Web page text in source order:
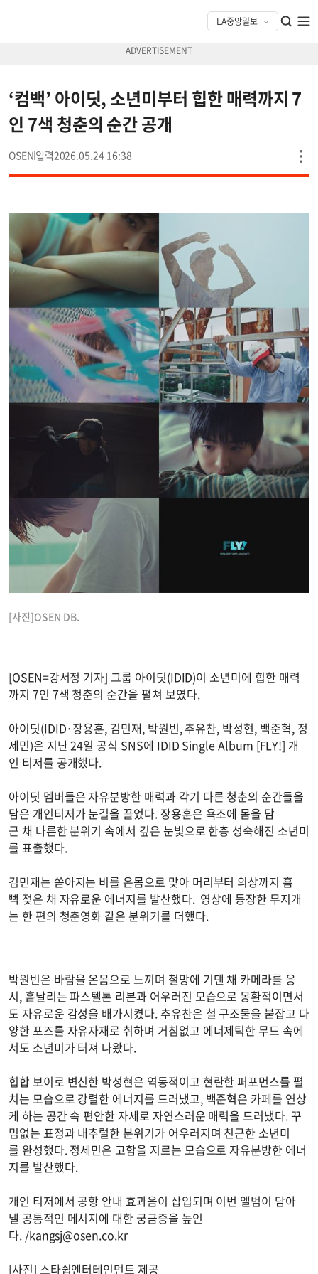
‘컴백’ 아이딧, 소년미부터 힙한 매력까지 7
인 7색 청춘의 순간 공개
OSEN 2026.05.24 16:38
[사진]OSEN DB.
[OSEN=강서정 기자] 그룹 아이딧(IDID)이 소년미에 힙한 매력
까지 7인 7색 청춘의 순간을 펼쳐 보였다.
아이딧(IDID·장용훈, 김민재, 박원빈, 추유찬, 박성현, 백준혁, 정
세민)은 지난 24일 공식 SNS에 IDID Single Album [FLY!] 개
인 티저를 공개했다.
아이딧 멤버들은 자유분방한 매력과 각기 다른 청춘의 순간들을
담은 개인티저가 눈길을 끌었다. 장용훈은 욕조에 몸을 담
근 채 나른한 분위기 속에서 깊은 눈빛으로 한층 성숙해진 소년미
를 표출했다.
김민재는 쏟아지는 비를 온몸으로 맞아 머리부터 의상까지 흠
뻑 젖은 채 자유로운 에너지를 발산했다. 영상에 등장한 무지개
는 한 편의 청춘영화 같은 분위기를 더했다.
박원빈은 바람을 온몸으로 느끼며 철망에 기댄 채 카메라를 응
시, 흩날리는 파스텔톤 리본과 어우러진 모습으로 몽환적이면서
도 자유로운 감성을 배가시켰다. 추유찬은 철 구조물을 붙잡고 다
양한 포즈를 자유자재로 취하며 거침없고 에너제틱한 무드 속에
서도 소년미가 터져 나왔다.
힙합 보이로 변신한 박성현은 역동적이고 현란한 퍼포먼스를 펼
치는 모습으로 강렬한 에너지를 드러냈고, 백준혁은 카페를 연상
케 하는 공간 속 편안한 자세로 자연스러운 매력을 드러냈다. 꾸
밈없는 표정과 내추럴한 분위기가 어우러지며 친근한 소년미
를 완성했다. 정세민은 고함을 지르는 모습으로 자유분방한 에너
지를 발산했다.
개인 티저에서 공항 안내 효과음이 삽입되며 이번 앨범이 담아
낼 공통적인 메시지에 대한 궁금증을 높인
다. /kangsj@osen.co.kr
[사진] 스타쉽엔터테인먼트 제공